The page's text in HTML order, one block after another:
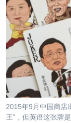
航
跳
到
检
中东
欧洲
非洲
美洲
全球议题
人权·法律·宗教
科教·文娱·体健
军事
劳工
环境
热点专题
白宫要闻
国会报道
美中关系
美国建国250周年
埃博拉疫情
美国之音专访
VOA视频
VOA今日焦点
中文广播
关注我们
2015年9月中国商店
王”，但英语这张牌